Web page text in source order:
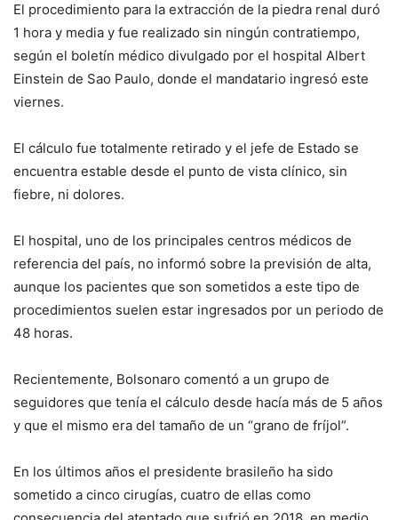
El procedimiento para la extracción de la piedra renal duró
1 hora y media y fue realizado sin ningún contratiempo,
según el boletín médico divulgado por el hospital Albert
Einstein de Sao Paulo, donde el mandatario ingresó este
viernes.
El cálculo fue totalmente retirado y el jefe de Estado se
encuentra estable desde el punto de vista clínico, sin
fiebre, ni dolores.
El hospital, uno de los principales centros médicos de
referencia del país, no informó sobre la previsión de alta,
aunque los pacientes que son sometidos a este tipo de
procedimientos suelen estar ingresados por un periodo de
48 horas.
Recientemente, Bolsonaro comentó a un grupo de
seguidores que tenía el cálculo desde hacía más de 5 años
y que el mismo era del tamaño de un “grano de fríjol”.
En los últimos años el presidente brasileño ha sido
sometido a cinco cirugías, cuatro de ellas como